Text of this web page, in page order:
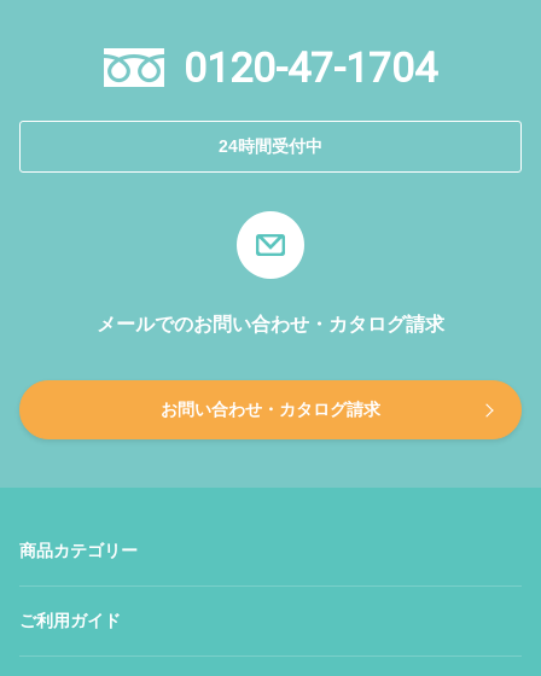
0120-47-1704
24時間受付中
メールでのお問い合わせ・カタログ請求
お問い合わせ・カタログ請求
商品カテゴリー
ご利用ガイド